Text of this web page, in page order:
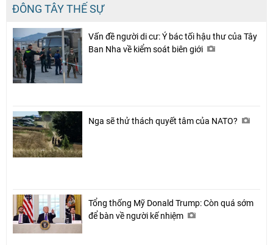
ĐÔNG TÂY THẾ SỰ
Vấn đề người di cư: Ý bác tối hậu thư của Tây
Ban Nha về kiểm soát biên giới
Nga sẽ thử thách quyết tâm của NATO?
Tổng thống Mỹ Donald Trump: Còn quá sớm
để bàn về người kế nhiệm